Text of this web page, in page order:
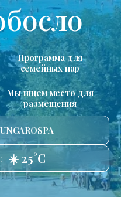
Программа для
семейных пар
Мы ищем место для
размещения
☀️ 25°C